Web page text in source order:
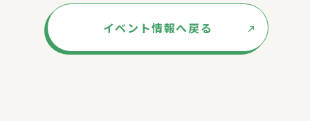
イベント情報へ戻る